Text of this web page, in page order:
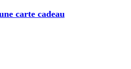
carte cadeau